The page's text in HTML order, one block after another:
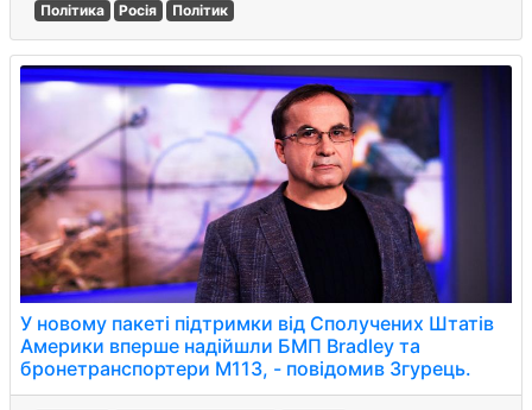
Політика Росія Політик
У новому пакеті підтримки від Сполучених Штатів
Америки вперше надійшли БМП Bradley та
бронетранспортери M113, - повідомив Згурець.